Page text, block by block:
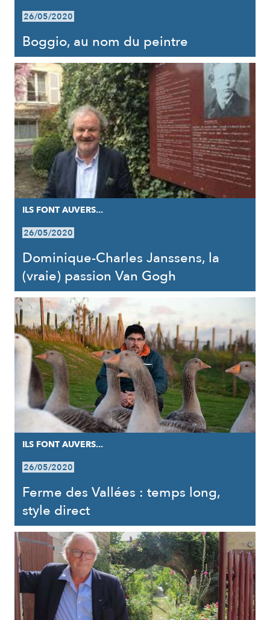
26/05/2020
Boggio, au nom du peintre
ILS FONT AUVERS...
26/05/2020
Dominique-Charles Janssens, la
(vraie) passion Van Gogh
ILS FONT AUVERS...
26/05/2020
Ferme des Vallées : temps long,
style direct